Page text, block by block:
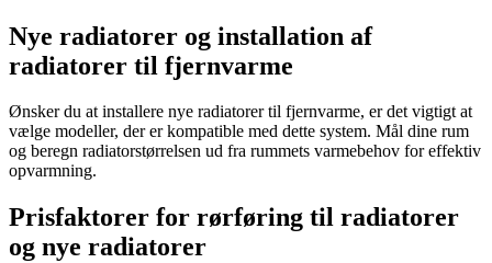
Nye radiatorer og installation af
radiatorer til fjernvarme
Ønsker du at installere nye radiatorer til fjernvarme, er det vigtigt at
vælge modeller, der er kompatible med dette system. Mål dine rum
og beregn radiatorstørrelsen ud fra rummets varmebehov for effektiv
opvarmning.
Prisfaktorer for rørføring til radiatorer
og nye radiatorer